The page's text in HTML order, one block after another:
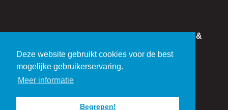
Deze website gebruikt cookies voor de best
mogelijke gebruikerservaring.
Meer informatie
Begrepen!
IN DEZE WEBSHOP KUNT U VEILIG WINKELEN &
BTW: NL821038461B01